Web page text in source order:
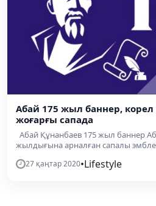
Абай 175 жыл баннер, корел
жоғарғы сапада
Абай Құнанбаев 175 жыл баннер
жылдығына арналған сапалы
27 қаңтар 2020•Lifestyle